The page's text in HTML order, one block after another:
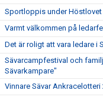
Sportloppis under
Varmt välkommen på
Det är roligt att vara ledare i
Sävarcampfestival och
Sävarkampare"
Vinnare Sävar Ankracelotteri